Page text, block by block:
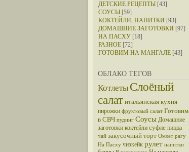
ДЕТСКИЕ РЕЦЕПТЫ [43]
СОУСЫ [59]
КОКТЕЙЛИ, НАПИТКИ [93]
ДОМАШНИЕ ЗАГОТОВКИ [97]
НА ПАСХУ [18]
РАЗНОЕ [72]
ГОТОВИМ НА МАНГАЛЕ [43]
ОБЛАКО ТЕГОВ
Котлеты Слоёный
салат итальянская кухня
пирожки фруктовый салат Готовим
в СВЧ пудинг Соусы Домашние
заготовки коктейли суфле пицца
чай закусочный торт Омлет рагу
На Пасху чизкейк рулет напитки